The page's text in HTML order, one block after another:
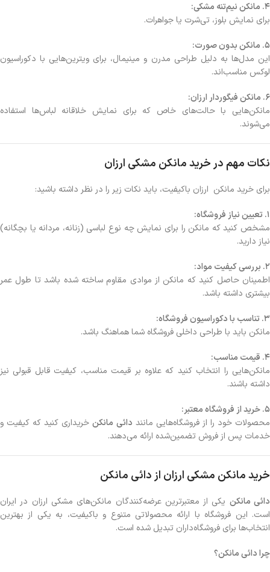
4. مانکن نیم‌تنه مشکی:
برای نمایش بلوز، تی‌شرت یا جواهرات.
5. مانکن بدون صورت:
این مدل‌ها به دلیل طراحی مدرن و مینیمال، برای ویترین‌هایی با دکوراسیون
لوکس مناسب‌اند.
6. مانکن فیگوردار ارزان:
مانکن‌هایی با حالت‌های خاص که برای نمایش خلاقانه لباس‌ها استفاده
می‌شوند.
نکات مهم در خرید مانکن مشکی ارزان
برای خرید مانکن ارزان باکیفیت، باید نکات زیر را در نظر داشته باشید:
1. تعیین نیاز فروشگاه:
مشخص کنید که مانکن را برای نمایش چه نوع لباسی (زنانه، مردانه یا بچگانه)
نیاز دارید.
2. بررسی کیفیت مواد:
اطمینان حاصل کنید که مانکن از موادی مقاوم ساخته شده باشد تا طول عمر
بیشتری داشته باشد.
3. تناسب با دکوراسیون فروشگاه:
مانکن باید با طراحی داخلی فروشگاه شما هماهنگ باشد.
4. قیمت مناسب:
مانکن‌هایی را انتخاب کنید که علاوه بر قیمت مناسب، کیفیت قابل قبولی نیز
داشته باشند.
5. خرید از فروشگاه معتبر:
محصولات خود را از فروشگاه‌هایی مانند دائی مانکنخریداری کنید که کیفیت و
خدمات پس از فروش تضمین‌شده ارائه می‌دهند.
خرید مانکن مشکی ارزان از دائی مانکن
دائی مانکن یکی از معتبرترین عرضه‌کنندگان مانکن‌های مشکی ارزان در ایران
است. این فروشگاه با ارائه محصولاتی متنوع و باکیفیت، به یکی از بهترین
انتخاب‌ها برای فروشگاه‌داران تبدیل شده است.
چرا دائی مانکن؟